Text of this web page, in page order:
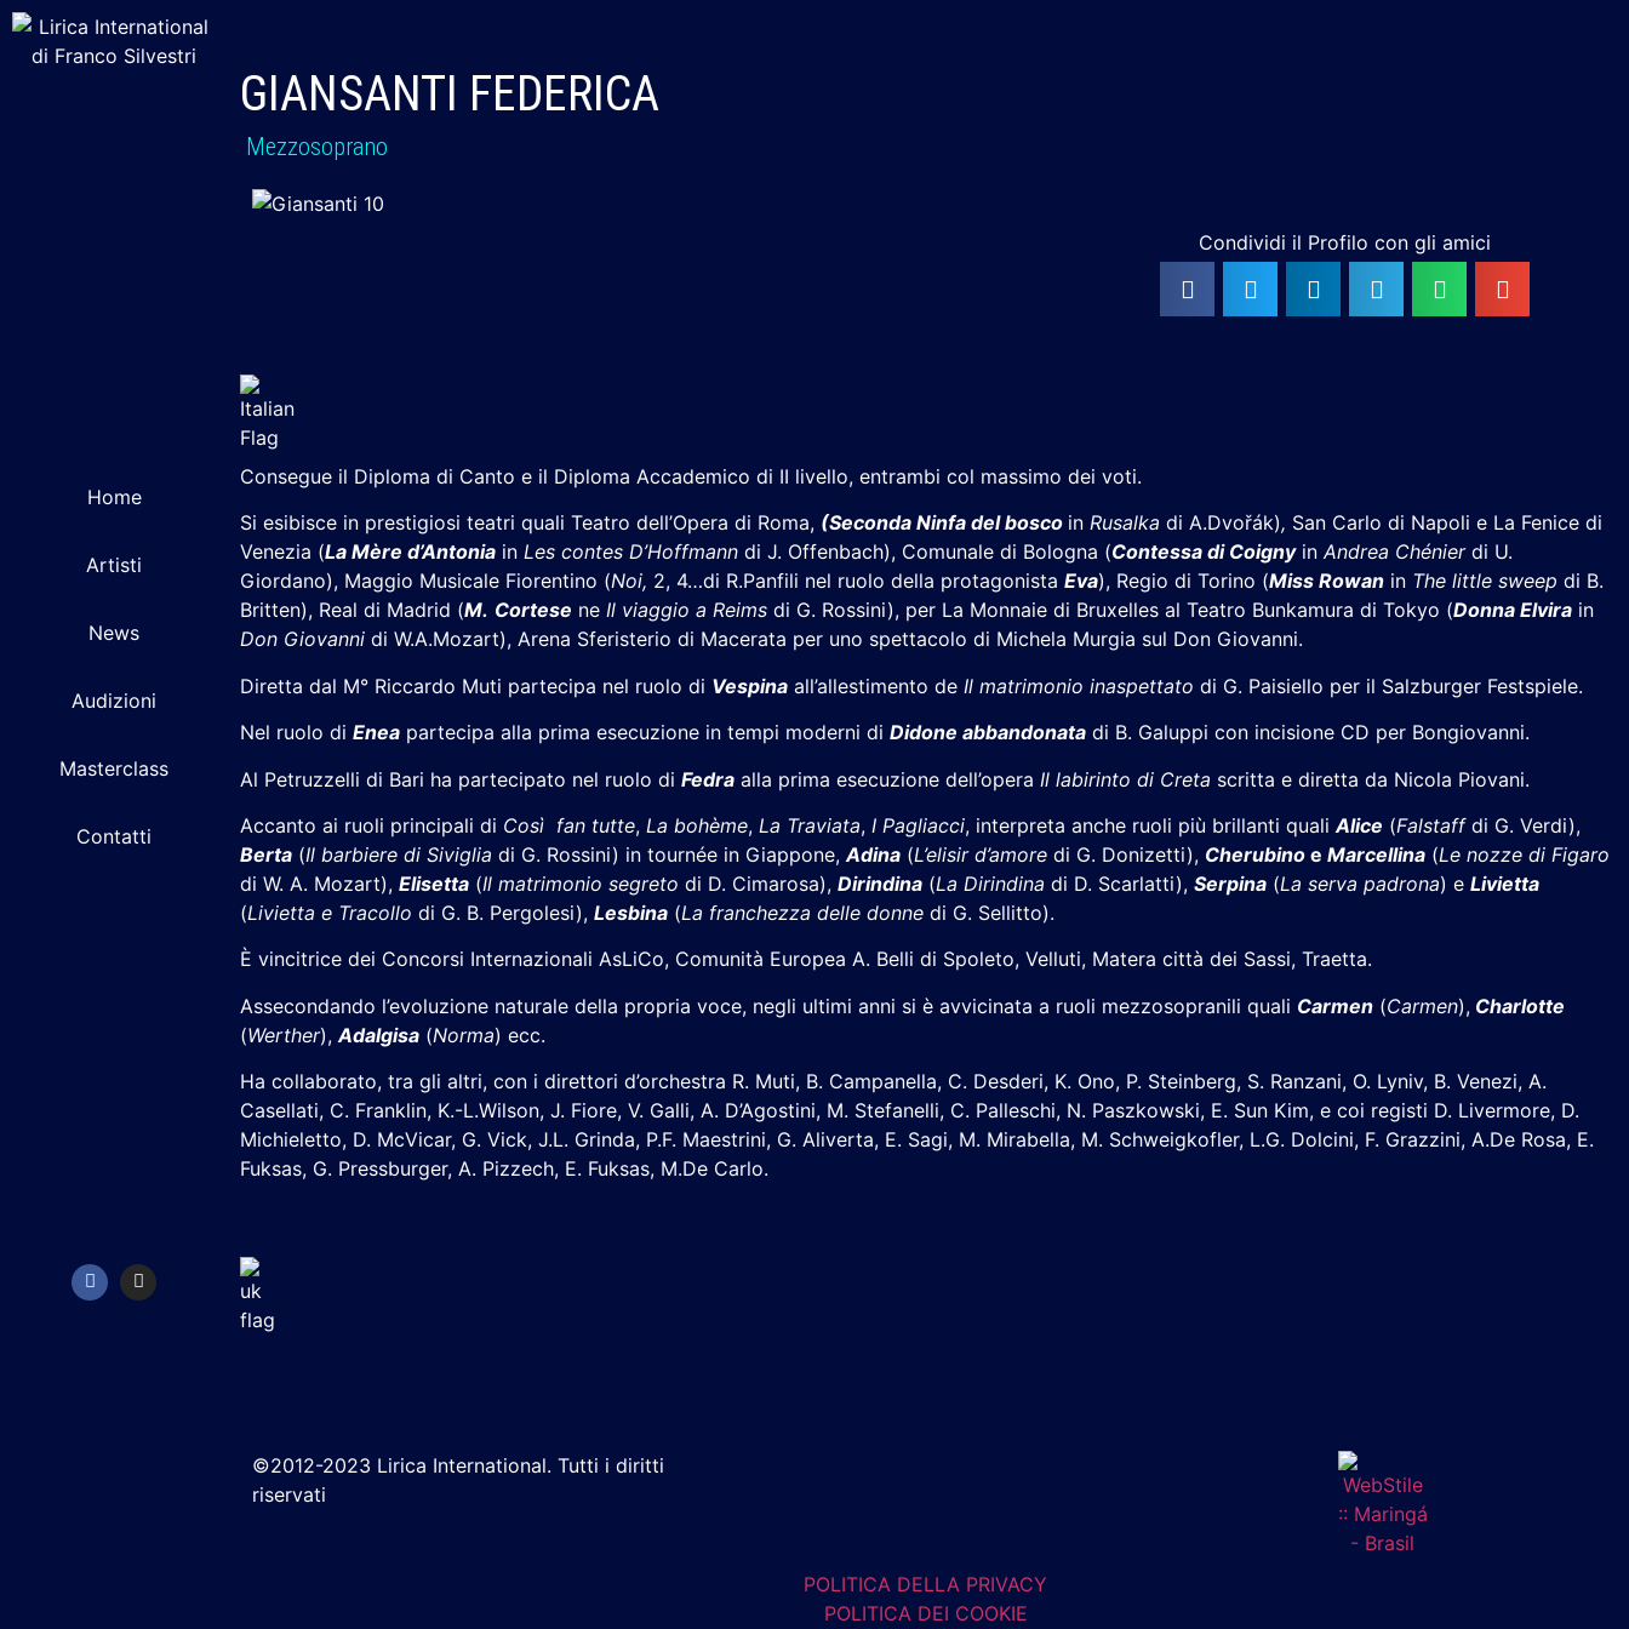
Home
Artisti
News
Audizioni
Masterclass
Contatti
GIANSANTI FEDERICA
Mezzosoprano
Condividi il Profilo con gli amici
Consegue il Diploma di Canto e il Diploma Accademico di II livello, entrambi col massimo dei voti.
Si esibisce in prestigiosi teatri quali Teatro dell’Opera di Roma, (Seconda Ninfa del bosco inRusalkadi A.Dvořák), San Carlo di Napoli e La Fenice di
Venezia (La Mère d’Antonia in Les contes D’Hoffmann di J. Offenbach), Comunale di Bologna (Contessa di CoignyinAndrea Chénierdi U.
Giordano), Maggio Musicale Fiorentino (Noi, 2, 4…di R.Panfili nel ruolo della protagonistaEva), Regio di Torino (Miss Rowan in The little sweep di B.
Britten), Real di Madrid (M. Cortese neIl viaggio a Reims di G. Rossini), per La Monnaie di Bruxelles al Teatro Bunkamura di Tokyo (Donna Elvira in
Don Giovanni di W.A.Mozart), Arena Sferisterio di Macerata per uno spettacolo di Michela Murgia sul Don Giovanni.
Diretta dal M° Riccardo Muti partecipa nel ruolo di Vespina all’allestimento de Il matrimonio inaspettato di G. Paisiello per il Salzburger Festspiele.
Nel ruolo diEnea partecipa alla prima esecuzione in tempi moderni diDidone abbandonata di B. Galuppi con incisione CD per Bongiovanni.
Al Petruzzelli di Bari ha partecipato nel ruolo diFedra alla prima esecuzione dell’opera Il labirinto di Creta scritta e diretta da Nicola Piovani.
Accanto ai ruoli principali di Così fan tutte, La bohème, La Traviata, I Pagliacci, interpreta anche ruoli più brillanti qualiAlice (Falstaffdi G. Verdi),
Berta (Il barbiere di Siviglia di G. Rossini) in tournée in Giappone,Adina (L’elisir d’amore di G. Donizetti), Cherubino e Marcellina (Le nozze di Figaro
di W. A. Mozart),Elisetta (Il matrimonio segreto di D. Cimarosa), Dirindina (La Dirindina di D. Scarlatti),Serpina (La serva padrona) eLivietta
(Livietta e Tracollo di G. B. Pergolesi),Lesbina (La franchezza delle donne di G. Sellitto).
È vincitrice dei Concorsi Internazionali AsLiCo, Comunità Europea A. Belli di Spoleto, Velluti, Matera città dei Sassi, Traetta.
Assecondando l’evoluzione naturale della propria voce, negli ultimi anni si è avvicinata a ruoli mezzosopranili quali Carmen (Carmen), Charlotte
(Werther),Adalgisa (Norma) ecc.
Ha collaborato, tra gli altri, con i direttori d’orchestra R. Muti, B. Campanella, C. Desderi, K. Ono, P. Steinberg, S. Ranzani, O. Lyniv, B. Venezi, A.
Casellati, C. Franklin, K.-L.Wilson, J. Fiore, V. Galli, A. D’Agostini, M. Stefanelli, C. Palleschi, N. Paszkowski, E. Sun Kim, e coi registi D. Livermore, D.
Michieletto, D. McVicar, G. Vick, J.L. Grinda, P.F. Maestrini, G. Aliverta, E. Sagi, M. Mirabella, M. Schweigkofler, L.G. Dolcini, F. Grazzini, A.De Rosa, E.
Fuksas, G. Pressburger, A. Pizzech, E. Fuksas, M.De Carlo.
©2012-2023 Lirica International. Tutti i diritti
riservati
POLITICA DELLA PRIVACY
POLITICA DEI COOKIE